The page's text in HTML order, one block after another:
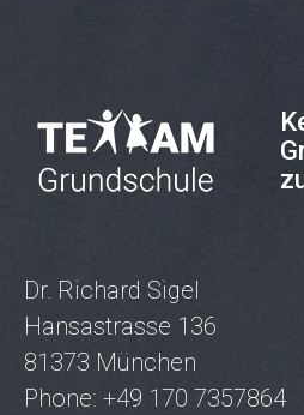
Dr. Richard Sigel
Hansastrasse 136
81373 München
Phone: +49 170 7357864